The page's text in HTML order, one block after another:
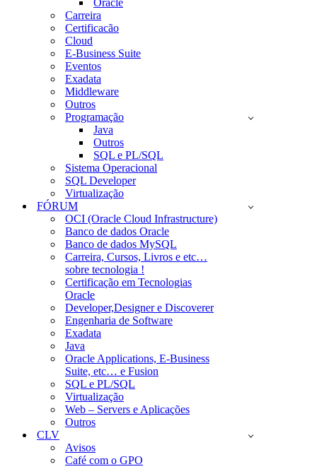
Oracle
Carreira
Certificacão
Cloud
E-Business Suite
Eventos
Exadata
Middleware
Outros
Programação
Java
Outros
SQL e PL/SQL
Sistema Operacional
SQL Developer
Virtualização
FÓRUM
OCI (Oracle Cloud Infrastructure)
Banco de dados Oracle
Banco de dados MySQL
Carreira, Cursos, Livros e etc…
sobre tecnologia !
Certificação em Tecnologias
Oracle
Developer,Designer e Discoverer
Engenharia de Software
Exadata
Java
Oracle Applications, E-Business
Suite, etc… e Fusion
SQL e PL/SQL
Virtualização
Web – Servers e Aplicações
Outros
CLV
Avisos
Café com o GPO